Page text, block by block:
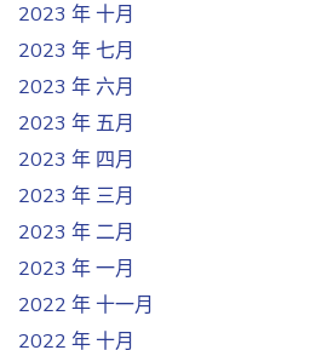
2023 年 十月
2023 年 七月
2023 年 六月
2023 年 五月
2023 年 四月
2023 年 三月
2023 年 二月
2023 年 一月
2022 年 十一月
2022 年 十月